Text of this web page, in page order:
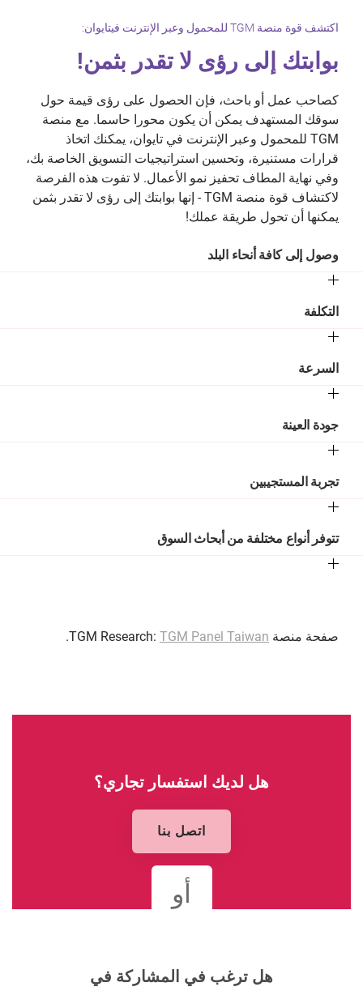
اكتشف قوة منصة TGM للمحمول وعبر الإنترنت فيتايوان:
بوابتك إلى رؤى لا تقدر بثمن!
كصاحب عمل أو باحث، فإن الحصول على رؤى قيمة حول
سوقك المستهدف يمكن أن يكون محورا حاسما. مع منصة
TGM للمحمول وعبر الإنترنت في تايوان، يمكنك اتخاذ
قرارات مستنيرة، وتحسين استراتيجيات التسويق الخاصة بك،
وفي نهاية المطاف تحفيز نمو الأعمال. لا تفوت هذه الفرصة
لاكتشاف قوة منصة TGM - إنها بوابتك إلى رؤى لا تقدر بثمن
يمكنها أن تحول طريقة عملك!
وصول إلى كافة أنحاء البلد
التكلفة
السرعة
جودة العينة
تجربة المستجيبين
تتوفر أنواع مختلفة من أبحاث السوق
صفحة منصة TGM Research: TGM Panel Taiwan
.
هل لديك استفسار تجاري؟
اتصل بنا
هل ترغب في المشاركة في
أو